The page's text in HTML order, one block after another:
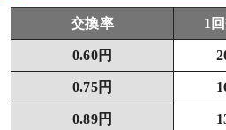
交換率 1
0.60円
0.75円
0.89円